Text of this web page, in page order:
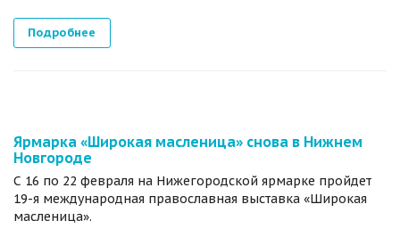
Подробнее
Ярмарка «Широкая масленица» снова в Нижнем
Новгороде
С 16 по 22 февраля на Нижегородской ярмарке пройдет
19-я международная православная выставка «Широкая
масленица».